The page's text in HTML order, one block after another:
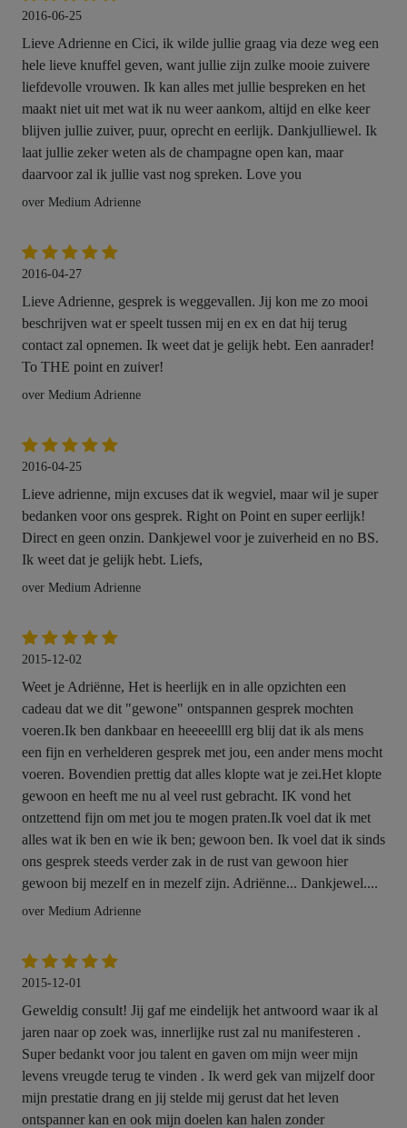
2016-06-25
Lieve Adrienne en Cici, ik wilde jullie graag via deze weg een
hele lieve knuffel geven, want jullie zijn zulke mooie zuivere
liefdevolle vrouwen. Ik kan alles met jullie bespreken en het
maakt niet uit met wat ik nu weer aankom, altijd en elke keer
blijven jullie zuiver, puur, oprecht en eerlijk. Dankjulliewel. Ik
laat jullie zeker weten als de champagne open kan, maar
daarvoor zal ik jullie vast nog spreken. Love you
over Medium Adrienne
2016-04-27
Lieve Adrienne, gesprek is weggevallen. Jij kon me zo mooi
beschrijven wat er speelt tussen mij en ex en dat hij terug
contact zal opnemen. Ik weet dat je gelijk hebt. Een aanrader!
To THE point en zuiver!
over Medium Adrienne
2016-04-25
Lieve adrienne, mijn excuses dat ik wegviel, maar wil je super
bedanken voor ons gesprek. Right on Point en super eerlijk!
Direct en geen onzin. Dankjewel voor je zuiverheid en no BS.
Ik weet dat je gelijk hebt. Liefs,
over Medium Adrienne
2015-12-02
Weet je Adriënne, Het is heerlijk en in alle opzichten een
cadeau dat we dit "gewone" ontspannen gesprek mochten
voeren.Ik ben dankbaar en heeeeellll erg blij dat ik als mens
een fijn en verhelderen gesprek met jou, een ander mens mocht
voeren. Bovendien prettig dat alles klopte wat je zei.Het klopte
gewoon en heeft me nu al veel rust gebracht. IK vond het
ontzettend fijn om met jou te mogen praten.Ik voel dat ik met
alles wat ik ben en wie ik ben; gewoon ben. Ik voel dat ik sinds
ons gesprek steeds verder zak in de rust van gewoon hier
gewoon bij mezelf en in mezelf zijn. Adriënne... Dankjewel....
over Medium Adrienne
2015-12-01
Geweldig consult! Jij gaf me eindelijk het antwoord waar ik al
jaren naar op zoek was, innerlijke rust zal nu manifesteren .
Super bedankt voor jou talent en gaven om mijn weer mijn
levens vreugde terug te vinden . Ik werd gek van mijzelf door
mijn prestatie drang en jij stelde mij gerust dat het leven
ontspanner kan en ook mijn doelen kan halen zonder